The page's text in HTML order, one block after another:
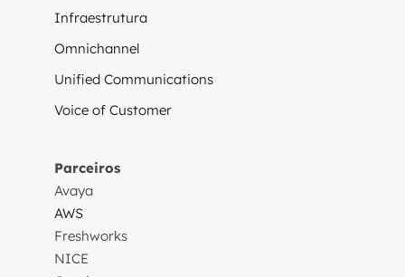
Infraestrutura
Omnichannel
Unified Communications
Voice of Customer
Parceiros
Avaya
AWS
Freshworks
NICE